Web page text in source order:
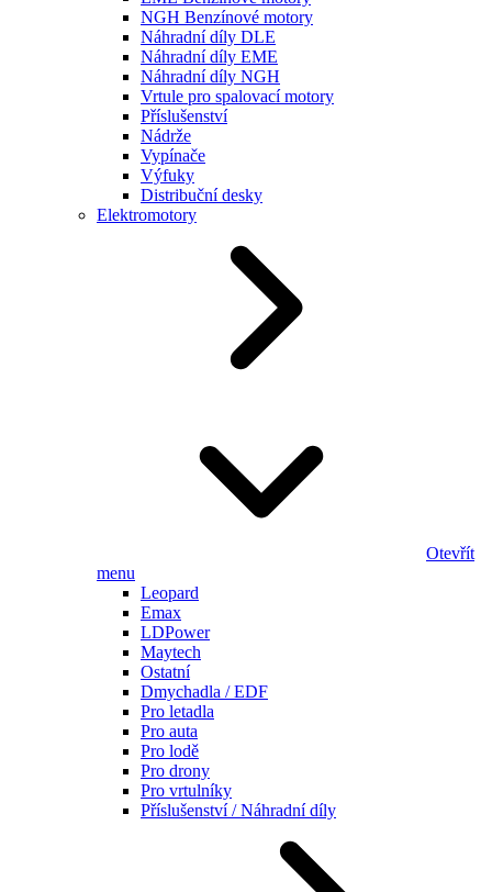
NGH Benzínové motory
Náhradní díly DLE
Náhradní díly EME
Náhradní díly NGH
Vrtule pro spalovací motory
Příslušenství
Nádrže
Vypínače
Výfuky
Distribuční desky
Elektromotory
Otevřít
menu
Leopard
Emax
LDPower
Maytech
Ostatní
Dmychadla / EDF
Pro letadla
Pro auta
Pro lodě
Pro drony
Pro vrtulníky
Příslušenství / Náhradní díly